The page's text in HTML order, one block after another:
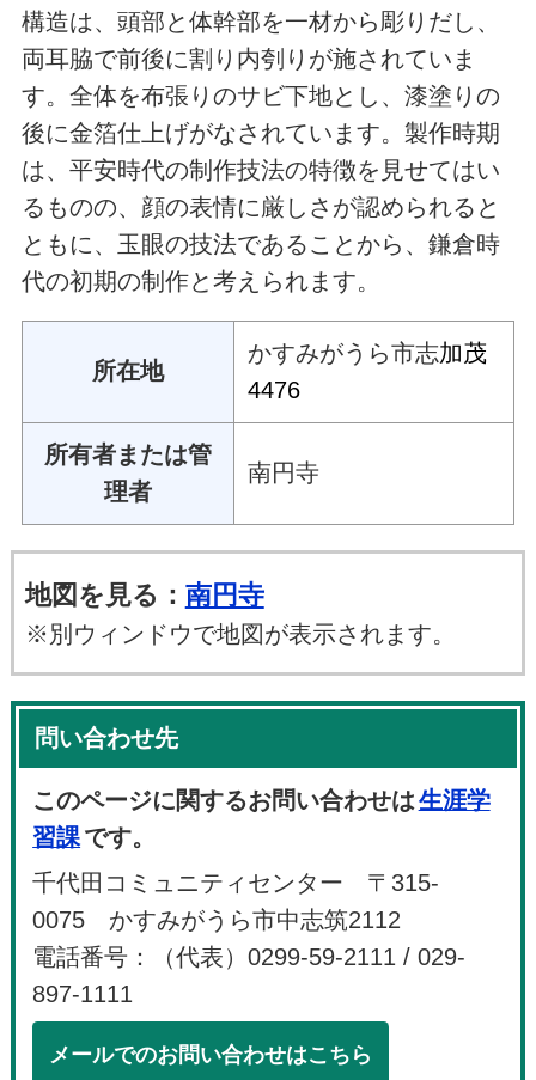
構造は、頭部と体幹部を一材から彫りだし、
両耳脇で前後に割り内刳りが施されていま
す。全体を布張りのサビ下地とし、漆塗りの
後に金箔仕上げがなされています。製作時期
は、平安時代の制作技法の特徴を見せてはい
るものの、顔の表情に厳しさが認められると
ともに、玉眼の技法であることから、鎌倉時
代の初期の制作と考えられます。
所在地
かすみがうら市志加茂
4476
所有者または管
理者
南円寺
地図を見る： 南円寺
※別ウィンドウで地図が表示されます。
問い合わせ先
このページに関するお問い合わせは生涯学
習課です。
千代田コミュニティセンター 〒315-
0075 かすみがうら市中志筑2112
電話番号：（代表）0299-59-2111 / 029-
897-1111
メールでのお問い合わせはこちら